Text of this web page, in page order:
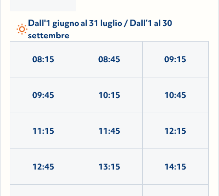
wb_sunny
Dall'1 giugno al 31 luglio / Dall’1 al 30
settembre
08:15 08:45 09:15
09:45 10:15 10:45
11:15 11:45 12:15
12:45 13:15 14:15